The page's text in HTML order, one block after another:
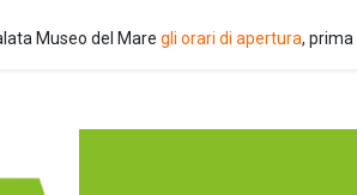
Museo del Mare gli orari di apertura, prima